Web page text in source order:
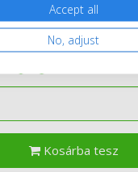
Mikor
Kosárba tesz
Accept all
No, adjust